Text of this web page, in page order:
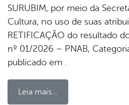
SURUBIM, por meio da
Cultura, no uso de suas
RETIFICAÇÃO do resultado
nº 01/2026 – PNAB,
publicado em .
Leia mais...